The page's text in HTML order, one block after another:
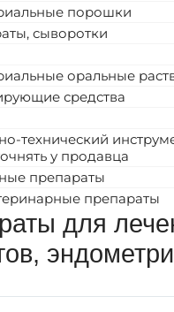
порошки
сыворотки
оральные
средства
технический
у продавца
препараты
препараты
для